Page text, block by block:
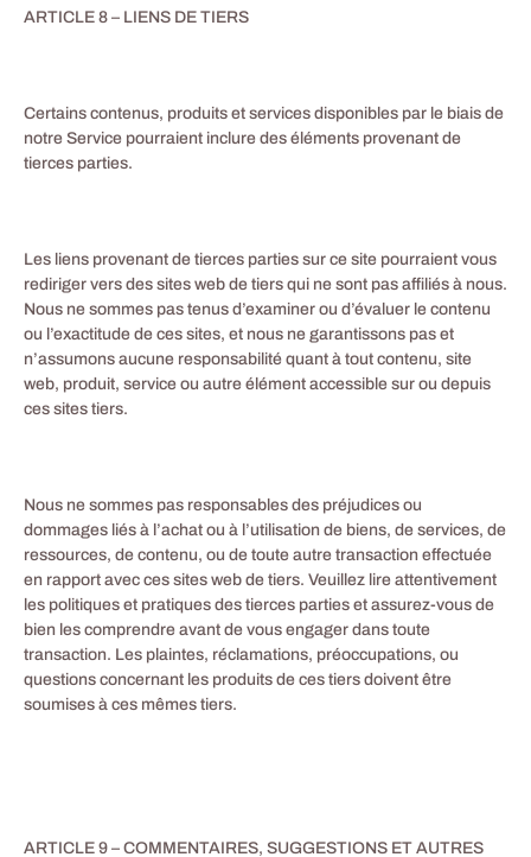
ARTICLE 8 – LIENS DE TIERS
Certains contenus, produits et services disponibles par le biais de
notre Service pourraient inclure des éléments provenant de
tierces parties.
Les liens provenant de tierces parties sur ce site pourraient vous
rediriger vers des sites web de tiers qui ne sont pas affiliés à nous.
Nous ne sommes pas tenus d’examiner ou d’évaluer le contenu
ou l’exactitude de ces sites, et nous ne garantissons pas et
n’assumons aucune responsabilité quant à tout contenu, site
web, produit, service ou autre élément accessible sur ou depuis
ces sites tiers.
Nous ne sommes pas responsables des préjudices ou
dommages liés à l’achat ou à l’utilisation de biens, de services, de
ressources, de contenu, ou de toute autre transaction effectuée
en rapport avec ces sites web de tiers. Veuillez lire attentivement
les politiques et pratiques des tierces parties et assurez-vous de
bien les comprendre avant de vous engager dans toute
transaction. Les plaintes, réclamations, préoccupations, ou
questions concernant les produits de ces tiers doivent être
soumises à ces mêmes tiers.
ARTICLE 9 – COMMENTAIRES, SUGGESTIONS ET AUTRES